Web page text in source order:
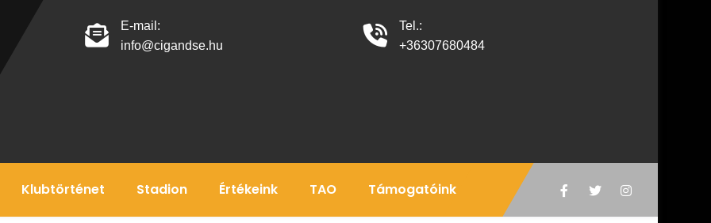
E-mail:
info@cigandse.hu
Tel.:
+36307680484
Klubtörténet Stadion Értékeink TAO Támogatóink